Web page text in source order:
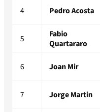
4 Pedro Acosta
5
Fabio
Quartararo
6 Joan Mir
7 Jorge Martin